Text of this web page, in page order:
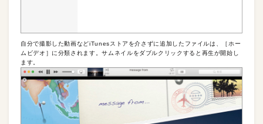
自分で撮影した動画などiTunesストアを介さずに追加したファイルは、［ホー
ムビデオ］に分類されます。サムネイルをダブルクリックすると再生が開始し
ます。